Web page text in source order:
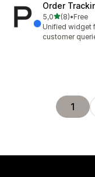
Order
5,0na 5
(8)
Łączna liczba
•Free
Unified widget
customer
1